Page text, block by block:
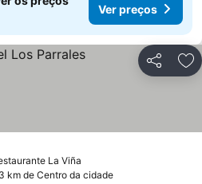
Ver preços
Partilhar
La Viña
preços
km de Centro da cidade